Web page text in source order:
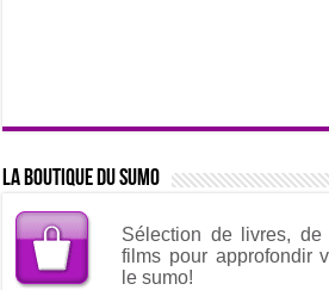
La boutique du sumo
Sélection de livres,
films pour approfondir
le sumo!